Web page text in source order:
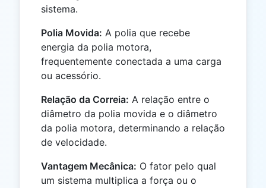
sistema.
Polia Movida: A polia que recebe
energia da polia motora,
frequentemente conectada a uma carga
ou acessório.
Relação da Correia: A relação entre o
diâmetro da polia movida e o diâmetro
da polia motora, determinando a relação
de velocidade.
Vantagem Mecânica: O fator pelo qual
um sistema multiplica a força ou o